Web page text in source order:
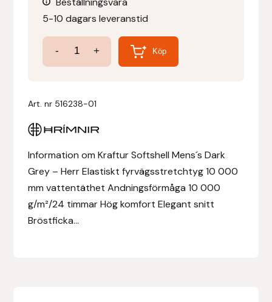
5-10 dagars leveranstid
-
Kraftur
Softshell
Mörkgrå
+ Köp
Art. nr 516238-01
Information om Kraftur Softshell Mens´s Dark
Grey – Herr Elastiskt fyrvägsstretchtyg 10 000
mm vattentäthet Andningsförmåga 10 000
g/m²/24 timmar Hög komfort Elegant snitt
Bröstficka...
Dy’on
E.A. Mattes
Eclipse Biofarmab